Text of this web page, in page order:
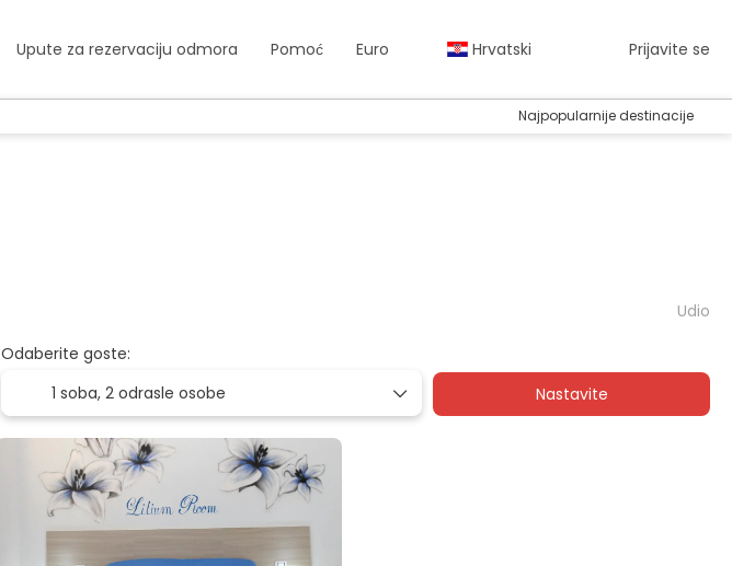
Upute za rezervaciju odmora Pomoć Euro Hrvatski Prijavite se
Najpopularnije destinacije
Udio
Odaberite goste:
1 soba, 2 odrasle osobe Nastavite